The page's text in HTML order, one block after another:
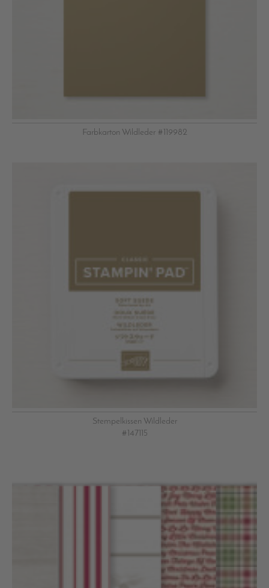
Farbkarton Wildleder #119982
Stempelkissen Wildleder
#147115